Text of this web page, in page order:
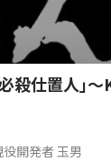
殺仕置人」
役開発者 玉男